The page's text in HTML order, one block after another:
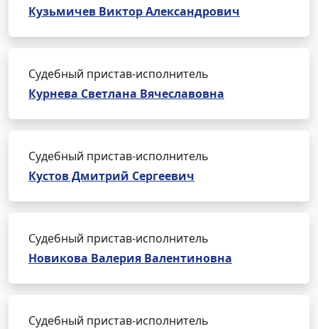
Кузьмичев Виктор Александрович
Судебный пристав-исполнитель
Курнева Светлана Вячеславовна
Судебный пристав-исполнитель
Кустов Дмитрий Сергеевич
Судебный пристав-исполнитель
Новикова Валерия Валентиновна
Судебный пристав-исполнитель